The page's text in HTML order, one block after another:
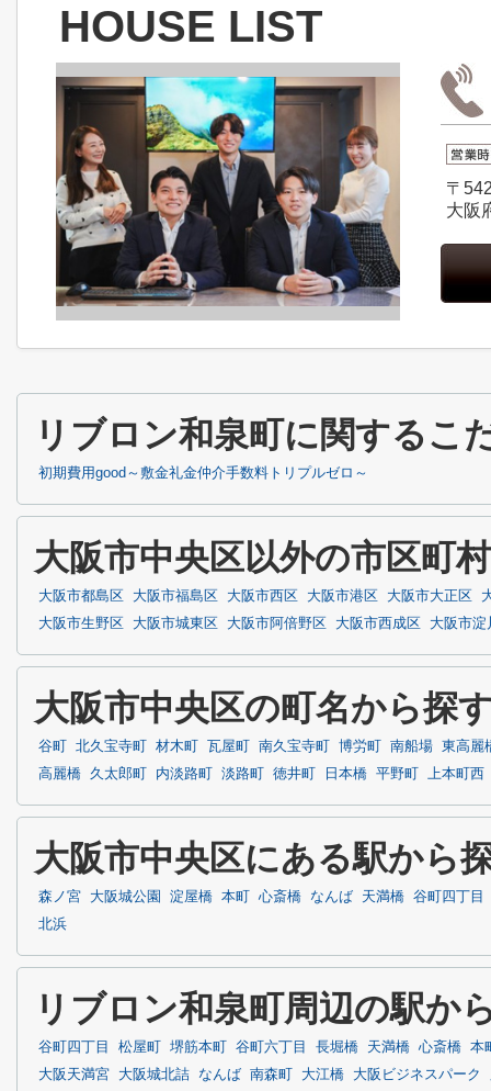
HOUSE LIST
〒
大阪
リブロン和泉町に関するこ
初期費用good～敷金礼金仲介手数料トリプルゼロ～
大阪市中央区以外の市区町
大阪市都島区 大阪市福島区 大阪市西区 大阪市港区 大阪市大正区
大阪市生野区
大阪市城東区 大阪市阿倍野区 大阪市西成区 大阪市淀
大阪市中央区の町名から探
谷町 北久宝寺町 材木町 瓦屋町 南久宝寺町 博労町 南船場 東高麗
高麗橋
久太郎町 内淡路町 淡路町 徳井町 日本橋 平野町 上本町西
大阪市中央区にある駅から
森ノ宮 大阪城公園 淀屋橋 本町 心斎橋 なんば 天満橋 谷町四丁目
北浜
リブロン和泉町周辺の駅か
谷町四丁目 松屋町 堺筋本町 谷町六丁目 長堀橋 天満橋 心斎橋 本
大阪天満宮
大阪城北詰 なんば 南森町 大江橋 大阪ビジネスパーク